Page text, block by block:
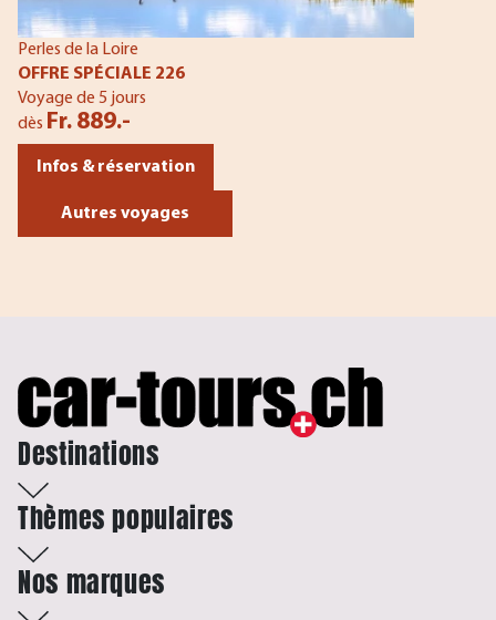
Perles de la Loire
OFFRE SPÉCIALE 226
Voyage de 5 jours
dès Fr. 889.-
Infos & réservation
Autres voyages
Destinations
Thèmes populaires
Nos marques